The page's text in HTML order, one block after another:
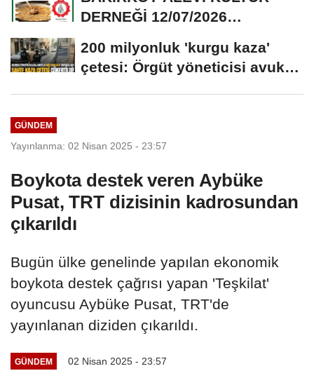
DERNEĞİ 12/07/2026
DAVETİNE...
200 milyonluk 'kurgu kaza'
çetesi: Örgüt yöneticisi avukat
GÜNDEM
Yayınlanma: 02 Nisan 2025 - 23:57
Boykota destek veren Aybüke
Pusat, TRT dizisinin kadrosundan
çıkarıldı
Bugün ülke genelinde yapılan ekonomik
boykota destek çağrısı yapan 'Teşkilat'
oyuncusu Aybüke Pusat, TRT'de
yayınlanan diziden çıkarıldı.
GÜNDEM 02 Nisan 2025 - 23:57